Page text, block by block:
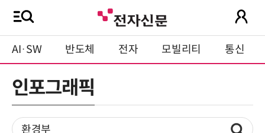
AI·SW 반도체 전자 모빌리티 통신
인포그래픽